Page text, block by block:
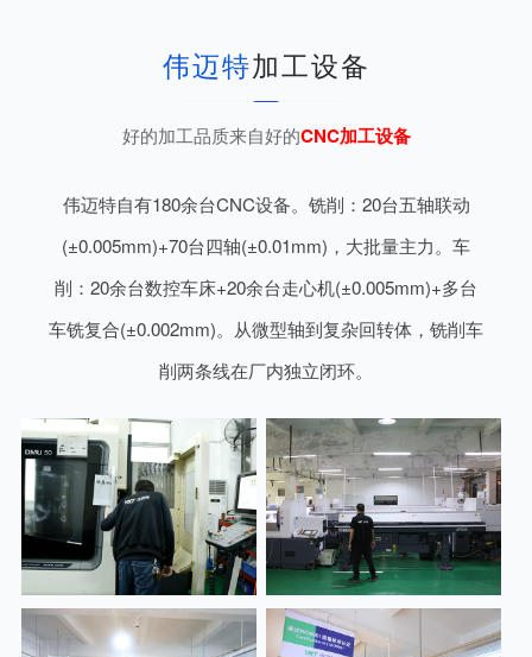
伟迈特加工设备
好的加工品质来自好的CNC加工设备
伟迈特自有180余台CNC设备。铣削：20台五轴联动
(±0.005mm)+70台四轴(±0.01mm)，大批量主力。车
削：20余台数控车床+20余台走心机(±0.005mm)+多台
车铣复合(±0.002mm)。从微型轴到复杂回转体，铣削车
削两条线在厂内独立闭环。